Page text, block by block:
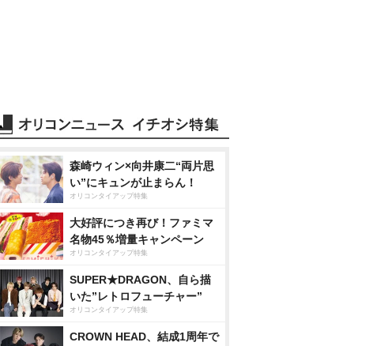
森崎ウィン×向井康二“両片思
い”にキュンが止まらん！
オリコンタイアップ特集
大好評につき再び！ファミマ
名物45％増量キャンペーン
オリコンタイアップ特集
SUPER★DRAGON、自ら描
いた”レトロフューチャー”
オリコンタイアップ特集
CROWN HEAD、結成1周年で